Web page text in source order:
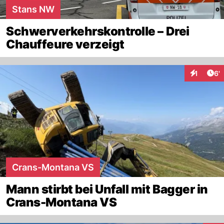
Stans NW
Schwerverkehrskontrolle – Drei
Chauffeure verzeigt
1 6'
Crans-Montana VS
Mann stirbt bei Unfall mit Bagger in
Crans-Montana VS